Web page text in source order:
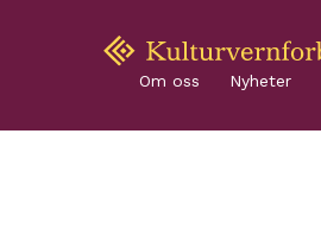
Om oss Nyheter